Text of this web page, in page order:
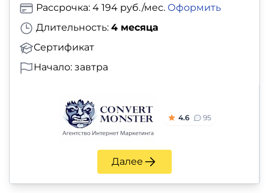
Длительность: 4 месяца
Сертификат
Рассрочка: 4 194 руб./мес. Оформить
Начало: завтра
4.6 95
Далее